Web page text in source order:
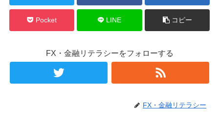
Pocket LINE コピー
FX・金融リテラシーをフォローする
FX・金融リテラシー